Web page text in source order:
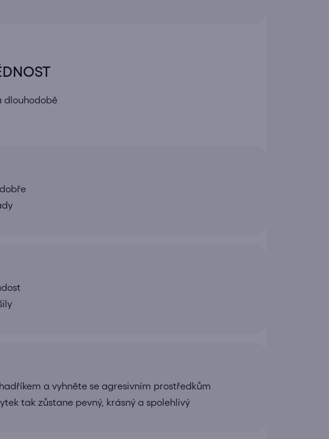
dlouhodobě
a vyhněte se agresivním prostředkům
tak zůstane pevný, krásný a spolehlivý